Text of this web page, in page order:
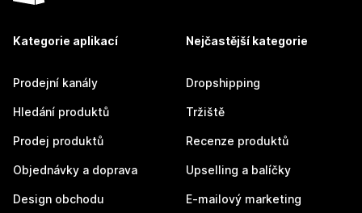
Kategorie aplikací
Prodejní kanály
Hledání produktů
Prodej produktů
Objednávky a doprava
Design obchodu
Nejčastější kategorie
Dropshipping
Tržiště
Recenze produktů
Upselling a balíčky
E-mailový marketing